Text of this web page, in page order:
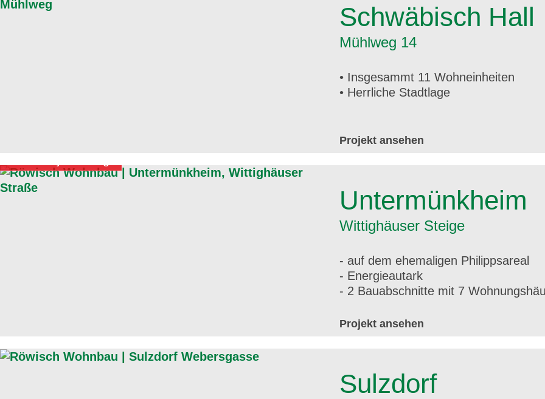
Schwäbisch Hall
Mühlweg 14
• Insgesammt 11 Wohneinheiten
• Herrliche Stadtlage
Projekt ansehen
Untermünkheim
Wittighäuser Steige
- auf dem ehemaligen Philippsareal
- Energieautark
- 2 Bauabschnitte mit 7
Projekt ansehen
Sulzdorf